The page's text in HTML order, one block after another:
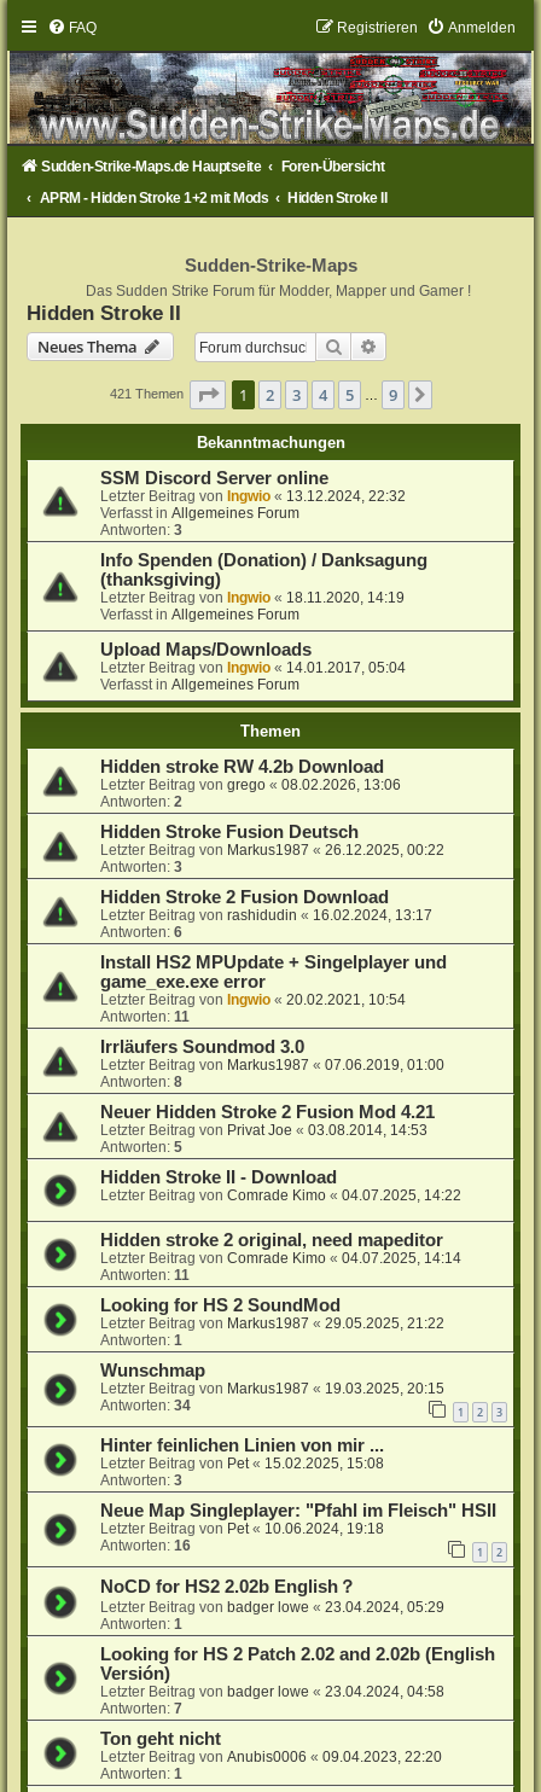
FAQ Anmelden
Registrieren
Sudden-Strike-Maps.de Hauptseite
Foren-Übersicht
APRM - Hidden Stroke 1+2 mit Mods
Hidden Stroke II
Sudden-Strike-Maps
Das Sudden Strike Forum für Modder, Mapper und Gamer !
Hidden Stroke II
Neues Thema
Suche
421 Themen Seite 1von
1 2 3 4 5 9
Bekanntmachungen
SSM Discord Server online
Letzter Beitrag von Ingwio « 13.12.2024, 22:32
Verfasst inAllgemeines Forum
Antworten:3
Info Spenden (Donation) / Danksagung
(thanksgiving)
Letzter Beitrag von Ingwio « 18.11.2020, 14:19
Verfasst inAllgemeines Forum
Upload Maps/Downloads
Letzter Beitrag von Ingwio « 14.01.2017, 05:04
Verfasst inAllgemeines Forum
Themen
Hidden stroke RW 4.2b Download
Letzter Beitrag vongrego «08.02.2026, 13:06
Antworten:2
Hidden Stroke Fusion Deutsch
Letzter Beitrag von Markus1987 «26.12.2025, 00:22
Antworten:3
Hidden Stroke 2 Fusion Download
Letzter Beitrag vonrashidudin « 16.02.2024, 13:17
Antworten:6
Install HS2 MPUpdate + Singelplayer und
game_exe.exe error
Letzter Beitrag von Ingwio «20.02.2021, 10:54
Antworten:11
Irrläufers Soundmod 3.0
Letzter Beitrag von Markus1987 «07.06.2019, 01:00
Antworten:8
Neuer Hidden Stroke 2 Fusion Mod 4.21
Letzter Beitrag von Privat Joe «03.08.2014, 14:53
Antworten:5
Hidden Stroke II - Download
Letzter Beitrag vonComrade Kimo «04.07.2025, 14:22
Hidden stroke 2 original, need mapeditor
Letzter Beitrag vonComrade Kimo «04.07.2025, 14:14
Antworten:11
Looking for HS 2 SoundMod
Letzter Beitrag von Markus1987 «29.05.2025, 21:22
Antworten:1
Wunschmap
Letzter Beitrag von Markus1987 « 19.03.2025, 20:15
Antworten:34 1 2 3
Hinter feinlichen Linien von mir ...
Letzter Beitrag von Pet« 15.02.2025, 15:08
Antworten:3
Neue Map Singleplayer: "Pfahl im Fleisch" HSII
Letzter Beitrag von Pet« 10.06.2024, 19:18
Antworten:16 1 2
NoCD for HS2 2.02b English？
Letzter Beitrag vonbadger lowe «23.04.2024, 05:29
Antworten:1
Looking for HS 2 Patch 2.02 and 2.02b (English
Versión)
Letzter Beitrag vonbadger lowe «23.04.2024, 04:58
Antworten:7
Ton geht nicht
Letzter Beitrag vonAnubis0006 «09.04.2023, 22:20
Antworten:1